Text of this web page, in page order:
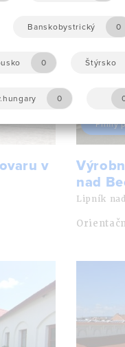
Banskobystrický 0
0 Štýrsko
0
v
Přímý
nad
Lipník